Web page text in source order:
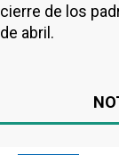
cierre de los
de abril.